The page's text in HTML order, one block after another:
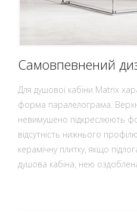
Самовпевнений
Для душової кабіни Matrix
форма паралелограма.
невимушено підкреслюють
відсутність нижнього
керамічну плитку, якщо
душова кабіна, нею